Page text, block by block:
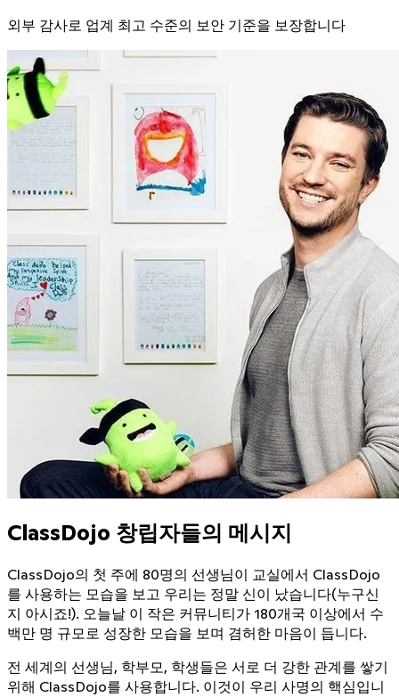
외부 감사로 업계 최고 수준의 보안 기준을 보장합니다
ClassDojo 창립자들의 메시지
ClassDojo의 첫 주에 80명의 선생님이 교실에서 ClassDojo
를 사용하는 모습을 보고 우리는 정말 신이 났습니다(누구신
지 아시죠!). 오늘날 이 작은 커뮤니티가 180개국 이상에서 수
백만 명 규모로 성장한 모습을 보며 겸허한 마음이 듭니다.
전 세계의 선생님, 학부모, 학생들은 서로 더 강한 관계를 쌓기
위해 ClassDojo를 사용합니다. 이것이 우리 사명의 핵심입니